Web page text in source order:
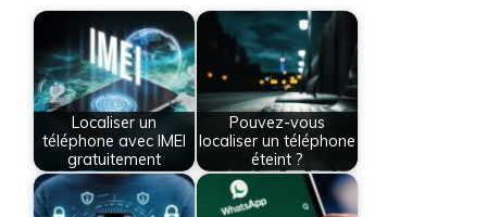
Localiser un
téléphone avec IMEI
gratuitement
Pouvez-vous
localiser un téléphone
éteint ?